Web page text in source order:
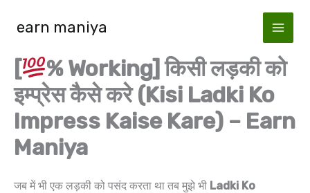
earn maniya
[
% Working] किसी लड़की को
इम्प्रेस कैसे करे (Kisi Ladki Ko
Impress Kaise Kare) – Earn
Maniya
जब में भी एक लड़की को पसंद करता था तब मुझे भी Ladki Ko